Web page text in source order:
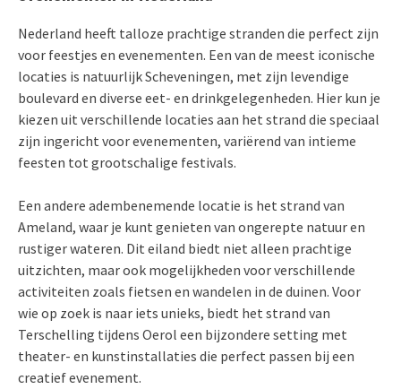
Nederland heeft talloze prachtige stranden die perfect zijn
voor feestjes en evenementen. Een van de meest iconische
locaties is natuurlijk Scheveningen, met zijn levendige
boulevard en diverse eet- en drinkgelegenheden. Hier kun je
kiezen uit verschillende locaties aan het strand die speciaal
zijn ingericht voor evenementen, variërend van intieme
feesten tot grootschalige festivals.
Een andere adembenemende locatie is het strand van
Ameland, waar je kunt genieten van ongerepte natuur en
rustiger wateren. Dit eiland biedt niet alleen prachtige
uitzichten, maar ook mogelijkheden voor verschillende
activiteiten zoals fietsen en wandelen in de duinen. Voor
wie op zoek is naar iets unieks, biedt het strand van
Terschelling tijdens Oerol een bijzondere setting met
theater- en kunstinstallaties die perfect passen bij een
creatief evenement.